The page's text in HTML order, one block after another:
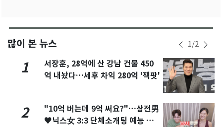
많이 본 뉴스 1/2
1
서장훈, 28억에 산 강남 건물 450
억 내놨다…세후 차익 280억 '잭팟'
2
"10억 버는데 9억 써요?"…삼전男
♥닉스女 3:3 단체소개팅 예능 화